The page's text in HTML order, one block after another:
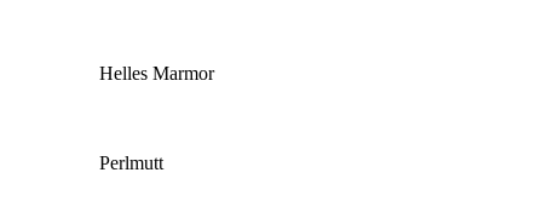
Helles Marmor
Perlmutt